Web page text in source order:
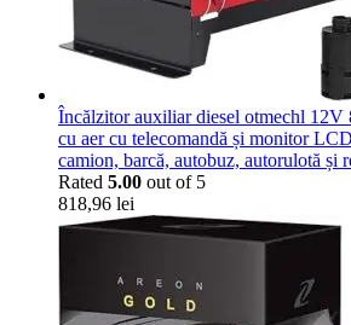
Încălzitor auxiliar diesel otmechl 12V
cu aer cu telecomandă și monitor
camion, barcă, autobuz, autorulotă și
Rated 5.00 out of 5
818,96 lei